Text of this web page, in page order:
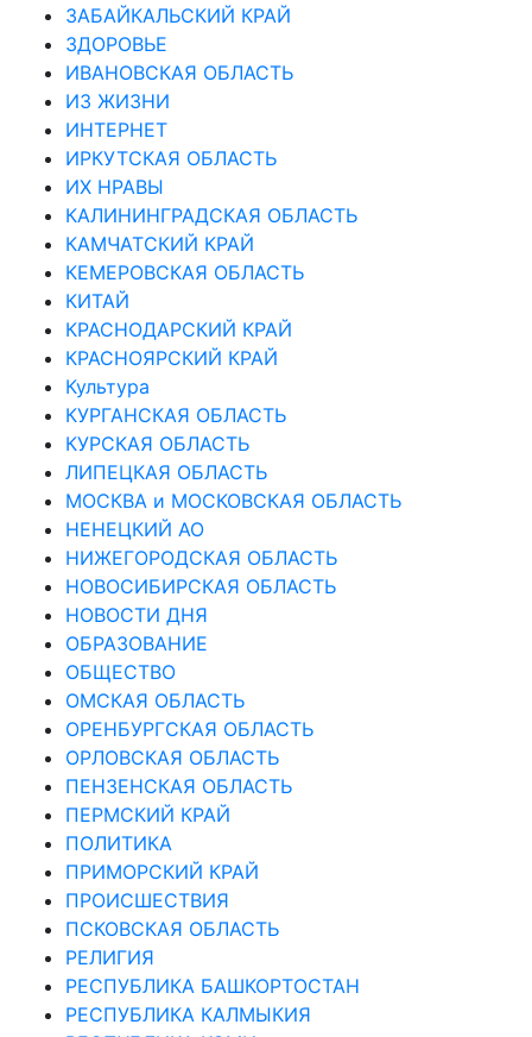
ЗАБАЙКАЛЬСКИЙ КРАЙ
ЗДОРОВЬЕ
ИВАНОВСКАЯ ОБЛАСТЬ
ИЗ ЖИЗНИ
ИНТЕРНЕТ
ИРКУТСКАЯ ОБЛАСТЬ
ИХ НРАВЫ
КАЛИНИНГРАДCКАЯ ОБЛАСТЬ
КАМЧАТСКИЙ КРАЙ
КЕМЕРОВСКАЯ ОБЛАСТЬ
КИТАЙ
КРАСНОДАРСКИЙ КРАЙ
КРАСНОЯРСКИЙ КРАЙ
Культура
КУРГАНСКАЯ ОБЛАСТЬ
КУРСКАЯ ОБЛАСТЬ
ЛИПЕЦКАЯ ОБЛАСТЬ
МОСКВА и МОСКОВСКАЯ ОБЛАСТЬ
НЕНЕЦКИЙ АО
НИЖЕГОРОДСКАЯ ОБЛАСТЬ
НОВОСИБИРСКАЯ ОБЛАСТЬ
НОВОСТИ ДНЯ
ОБРАЗОВАНИЕ
ОБЩЕСТВО
ОМСКАЯ ОБЛАСТЬ
ОРЕНБУРГСКАЯ ОБЛАСТЬ
ОРЛОВСКАЯ ОБЛАСТЬ
ПЕНЗЕНСКАЯ ОБЛАСТЬ
ПЕРМСКИЙ КРАЙ
ПОЛИТИКА
ПРИМОРСКИЙ КРАЙ
ПРОИСШЕСТВИЯ
ПСКОВСКАЯ ОБЛАСТЬ
РЕЛИГИЯ
РЕСПУБЛИКА БАШКОРТОСТАН
РЕСПУБЛИКА КАЛМЫКИЯ